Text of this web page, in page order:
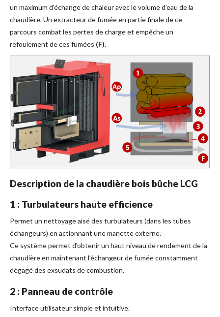
un maximum d'échange de chaleur avec le volume d'eau de la
chaudière. Un extracteur de fumée en partie finale de ce
parcours combat les pertes de charge et empêche un
refoulement de ces fumées (F).
Description de la chaudière bois bûche LCG
1 : Turbulateurs haute efficience
Permet un nettoyage aisé des turbulateurs (dans les tubes
échangeurs) en actionnant une manette externe.
Ce système permet d’obtenir un haut niveau de rendement de la
chaudière en maintenant l’échangeur de fumée constamment
dégagé des exsudats de combustion.
2 : Panneau de contrôle
Interface utilisateur simple et intuitive.